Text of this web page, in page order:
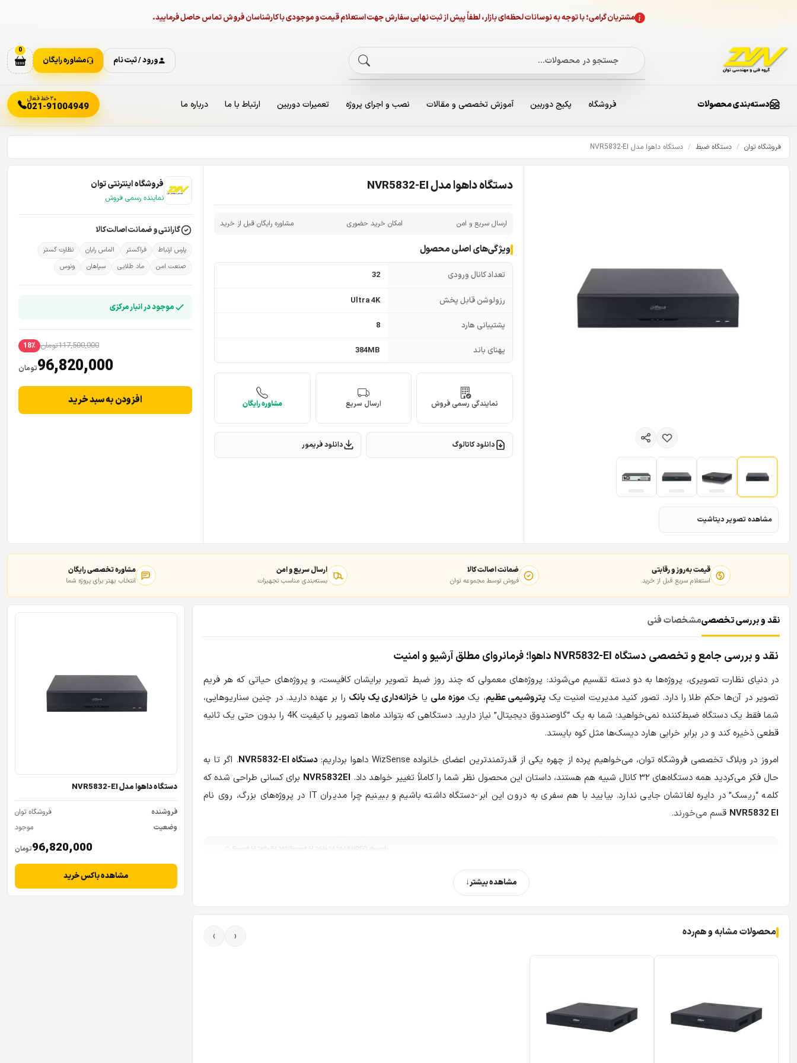
مشتریان گرامی؛ با توجه به نوسانات لحظه‌ای بازار، لطفاً پیش از ثبت نهایی سفارش جهت استعلام قیمت و موجودی با کارشناسان فروش تماس حاصل فرمایید.
ورود / ثبت نام مشاوره رایگان
0
دسته‌بندی محصولات فروشگاه پکیج دوربین آموزش تخصصی و مقالات نصب و اجرای پروژه تعمیرات دوربین ارتباط با ما درباره ما ۲۰ خط فعال
021-91004949
فروشگاه توان / دستگاه ضبط / دستگاه داهوا مدل NVR5832-EI
مشاهده تصویر دیتاشیت
دستگاه داهوا مدل NVR5832-EI
ارسال سریع و امن امکان خرید حضوری مشاوره رایگان قبل از خرید
ویژگی‌های اصلی محصول
تعداد کانال ورودی 32
رزولوشن قابل پخش Ultra 4K
پشتیبانی هارد 8
پهنای باند 384MB
نمایندگی رسمی فروش ارسال سریع مشاوره رایگان
دانلود کاتالوگ دانلود فریمور
فروشگاه اینترنتی توان
نماینده رسمی فروش
گارانتی و ضمانت اصالت کالا
پارس ارتباط فراگستر الماس رایان
نظارت گستر
صنعت امن
ماد طلایی سپاهان ونوس
موجود در انبار مرکزی
117,500,000تومان 18٪
96,820,000تومان
افزودن به سبد خرید
قیمت به‌روز و رقابتی
استعلام سریع قبل از خرید
ضمانت اصالت کالا
فروش توسط مجموعه توان
ارسال سریع و امن
بسته‌بندی مناسب تجهیزات
مشاوره تخصصی رایگان
انتخاب بهتر برای پروژه شما
نقد و بررسی تخصصیمشخصات فنی
نقد و بررسی جامع و تخصصی دستگاه NVR5832-EI داهوا؛ فرمانروای مطلق آرشیو و امنیت
در دنیای نظارت تصویری، پروژه‌ها به دو دسته تقسیم می‌شوند: پروژه‌های معمولی که چند روز ضبط تصویر برایشان کافیست، و پروژه‌های حیاتی که هر فریم
تصویر در آن‌ها حکم طلا را دارد. تصور کنید مدیریت امنیت یک پتروشیمی عظیم، یک موزه ملی یا خزانه‌داری یک بانک را بر عهده دارید. در چنین سناریوهایی،
شما فقط یک دستگاه ضبط‌کننده نمی‌خواهید؛ شما به یک “گاوصندوق دیجیتال” نیاز دارید. دستگاهی که بتواند ماه‌ها تصویر با کیفیت 4K را بدون حتی یک ثانیه
قطعی ذخیره کند و در برابر خرابی هارد دیسک‌ها مثل کوه بایستد.
امروز در وبلاگ تخصصی فروشگاه توان، می‌خواهیم پرده از چهره یکی از قدرتمندترین اعضای خانواده WizSense داهوا برداریم:
دستگاه NVR5832-EI
. اگر تا به
حال فکر می‌کردید همه دستگاه‌های ۳۲ کانال شبیه هم هستند، داستان این محصول نظر شما را کاملاً تغییر خواهد داد.
NVR5832EI برای کسانی طراحی شده که
کلمه “ریسک” در دایره لغاتشان جایی ندارد. بیایید با هم سفری به درون این ابر-دستگاه داشته باشیم و ببینیم چرا مدیران IT در پروژه‌های بزرگ، روی نام
NVR5832 EI قسم می‌خورند.
مشاهده بیشتر
محصولات مشابه و هم‌رده ‹
›
دستگاه داهوا مدل NVR5832-EI
فروشنده
فروشگاه توان
وضعیت
موجود
96,820,000تومان
مشاهده باکس خرید